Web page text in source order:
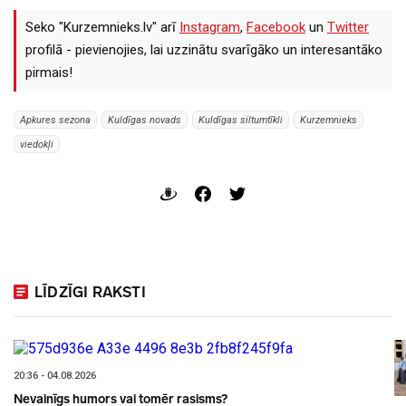
Seko "Kurzemnieks.lv" arī Instagram, Facebook un Twitter
profilā - pievienojies, lai uzzinātu svarīgāko un interesantāko
pirmais!
Apkures sezona Kuldīgas novads Kuldīgas siltumtīkli Kurzemnieks
viedokļi
LĪDZĪGI RAKSTI
20:36 - 04.08.2026
Nevainīgs humors vai tomēr rasisms?